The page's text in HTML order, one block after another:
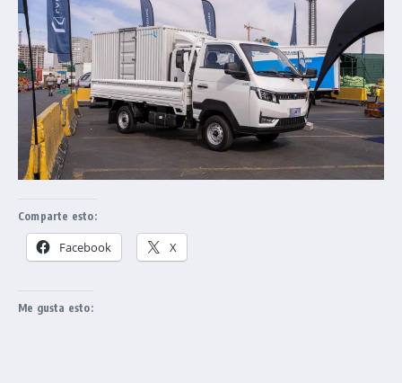
Comparte esto:
Facebook X
Me gusta esto: